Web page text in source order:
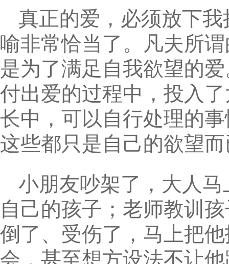
真正的爱，必须放下
喻非常恰当了。凡夫所
是为了满足自我欲望的
付出爱的过程中，投入
长中，可以自行处理的
这些都只是自己的欲望
小朋友吵架了，大人
自己的孩子；老师教训
倒了、受伤了，马上把
会，甚至想方设法不让